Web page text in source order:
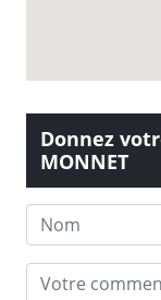
Donnez
MONNET